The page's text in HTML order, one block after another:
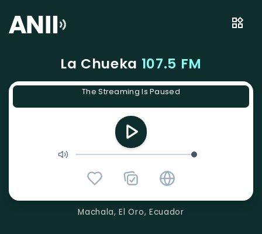
La Chueka 107.5 FM
The Streaming Is Paused
Machala, El Oro, Ecuador